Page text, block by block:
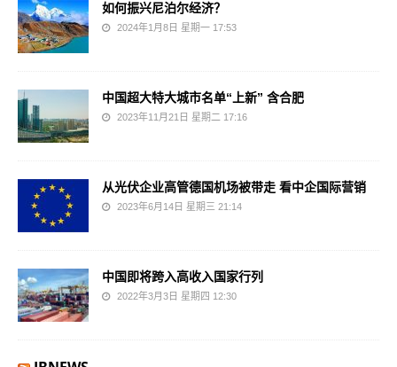
如何振兴尼泊尔经济？
2024年1月8日 星期一 17:53
中国超大特大城市名单“上新” 含合肥
2023年11月21日 星期二 17:16
从光伏企业高管德国机场被带走 看中企国际营销
2023年6月14日 星期三 21:14
中国即将跨入高收入国家行列
2022年3月3日 星期四 12:30